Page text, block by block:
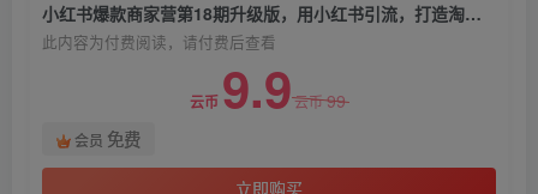
小红书爆款商家营第18期升级版，用小红书引流，打造淘宝爆款
此内容为付费阅读，请付费后查看
云币 9.9云币99
会员 免费
立即购买